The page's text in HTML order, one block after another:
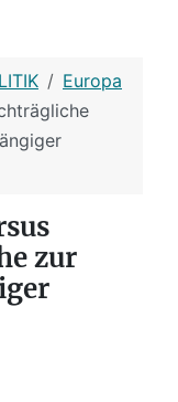
Europa
zur